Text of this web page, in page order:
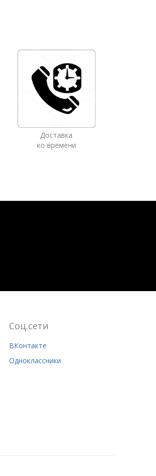
Доставка
ко времени
Соц.сети
ВКонтакте
Одноклассники